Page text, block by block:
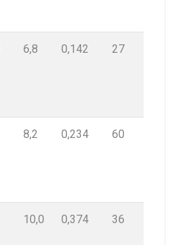
6,8 0,142 27
8,2 0,234 60
10,0 0,374 36